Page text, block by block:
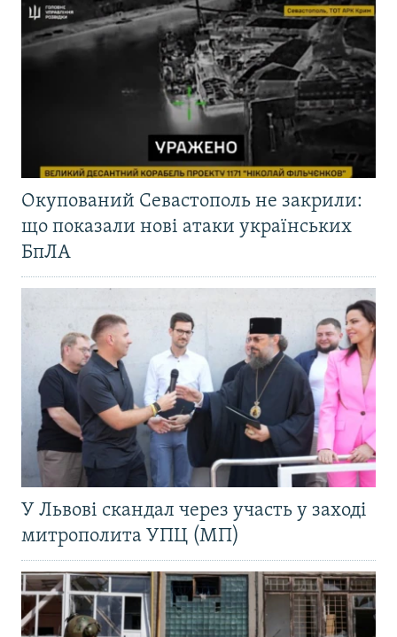
Окупований Севастополь не закрили:
що показали нові атаки українських
БпЛА
У Львові скандал через участь у заході
митрополита УПЦ (МП)